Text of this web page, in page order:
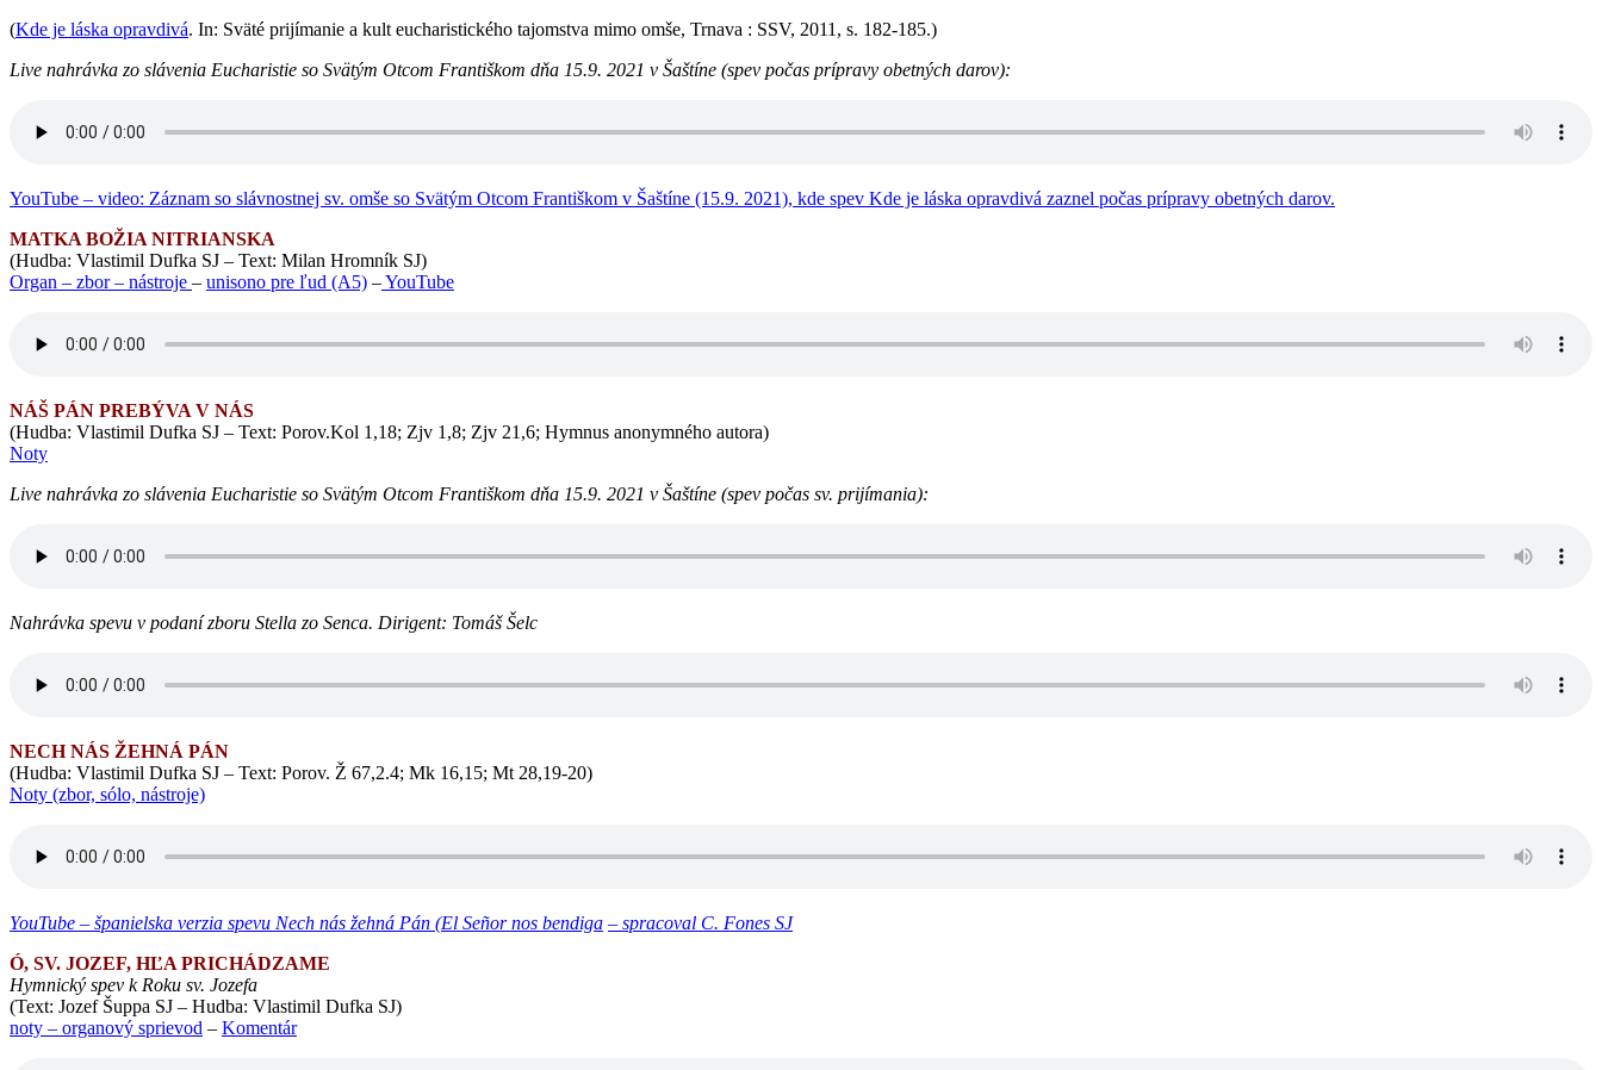
(Kde je láska opravdivá. In: Sväté prijímanie a kult eucharistického tajomstva mimo omše, Trnava : SSV, 2011, s. 182-185.)
Live nahrávka zo slávenia Eucharistie so Svätým Otcom Františkom dňa 15.9. 2021 v Šaštíne (spev počas prípravy obetných darov):
YouTube – video: Záznam so slávnostnej sv. omše so Svätým Otcom Františkom v Šaštíne (15.9. 2021), kde spev Kde je láska opravdivá zaznel počas prípravy obetných darov.
MATKA BOŽIA NITRIANSKA
(Hudba: Vlastimil Dufka SJ – Text: Milan Hromník SJ)
Organ – zbor – nástroje – unisono pre ľud (A5) –YouTube
NÁŠ PÁN PREBÝVA V NÁS
(Hudba: Vlastimil Dufka SJ – Text: Porov.Kol 1,18; Zjv 1,8; Zjv 21,6; Hymnus anonymného autora)
Noty
Live nahrávka zo slávenia Eucharistie so Svätým Otcom Františkom dňa 15.9. 2021 v Šaštíne (spev počas sv. prijímania):
Nahrávka spevu v podaní zboru Stella zo Senca. Dirigent: Tomáš Šelc
NECH NÁS ŽEHNÁ PÁN
(Hudba: Vlastimil Dufka SJ – Text: Porov. Ž 67,2.4; Mk 16,15; Mt 28,19-20)
Noty (zbor, sólo, nástroje)
YouTube – španielska verzia spevu Nech nás žehná Pán (El Señor nos bendiga – spracoval C. Fones SJ
Ó, SV. JOZEF, HĽA PRICHÁDZAME
Hymnický spev k Roku sv. Jozefa
(Text: Jozef Šuppa SJ – Hudba: Vlastimil Dufka SJ)
noty – organový sprievod – Komentár